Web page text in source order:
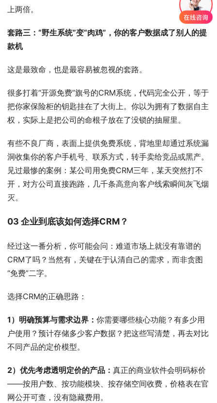
上两倍。
套路三：“野生系统”变“肉鸡”，你的客户数据成了别人的提
款机
这是最致命，也是最容易被忽视的套路。
很多打着“开源免费”旗号的CRM系统，代码完全公开，等于
把你家保险柜的钥匙挂在了大街上。你以为拥有了数据自主
权，实际上是把公司的命根子放在了没锁的抽屉里。
有些不良厂商，表面上提供免费系统，背地里却通过系统漏
洞收集你的客户手机号、联系方式，转手卖给竞品或黑产。
见过最惨的案例：某公司用免费CRM三年，某天突然打不
开，对方公司直接跑路，几千条高意向客户线索瞬间灰飞烟
灭。
03 企业到底该如何选择CRM？
经过这一番分析，你可能会问：难道市场上就没有靠谱的
CRM了吗？当然有，关键在于认清自己的需求，而非贪图
“免费”二字。
选择CRM的正确思路：
1）明确预算与需求边界： 你需要哪些核心功能？有多少用
户使用？预计存储多少客户数据？把这些写清楚，再去对比
不同产品的定价模型。
2）优先考虑透明定价的产品： 真正的商业软件会明码标价
——按用户数、按功能模块、按存储空间收费，价格表在官
网公开可查，没有隐藏费用。